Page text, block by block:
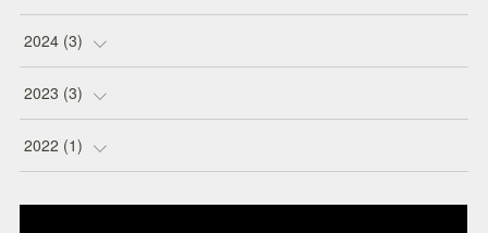
(1
(1
(1
(1
(1
(1
2024 (3)
(1
(1
2023 (3)
(1
2022 (1)